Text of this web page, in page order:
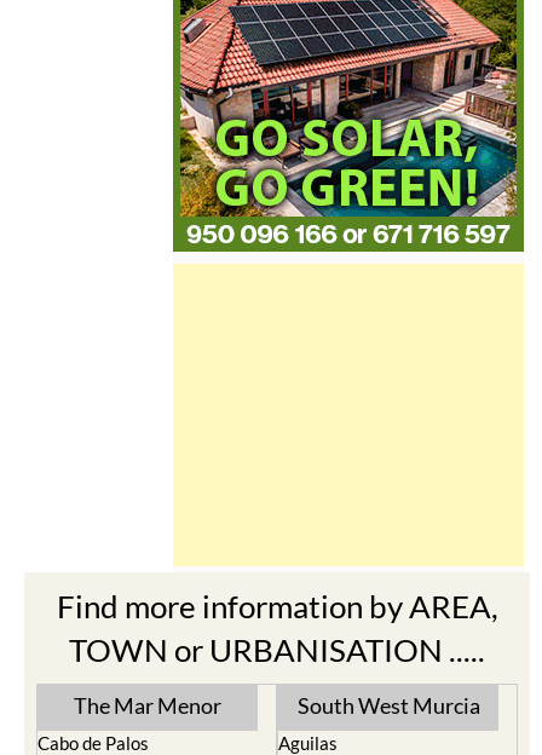
Find more information by AREA,
TOWN or URBANISATION .....
The Mar Menor
Cabo de Palos
South West Murcia
Aguilas